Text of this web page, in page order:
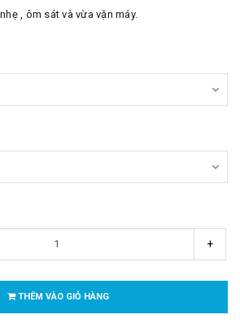
, ôm sát và vừa vặn máy.
+
THÊM VÀO GIỎ HÀNG